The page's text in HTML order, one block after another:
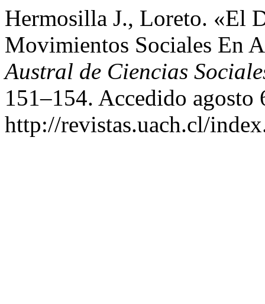
Hermosilla J., Loreto. «El
Movimientos Sociales En
Austral de Ciencias
151–154. Accedido agosto
http://revistas.uach.cl/